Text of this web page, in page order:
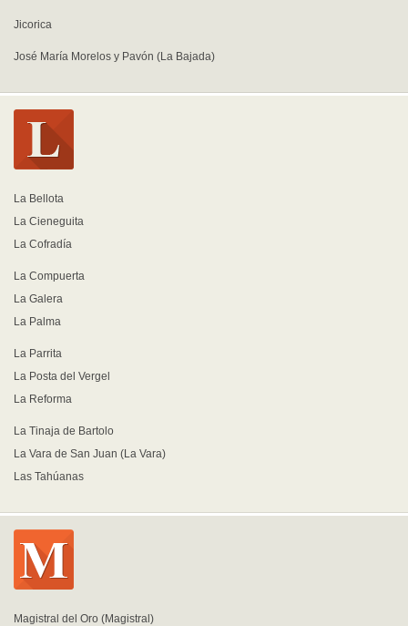
Jicorica
José María Morelos y Pavón (La Bajada)
La Bellota
La Cieneguita
La Cofradía
La Compuerta
La Galera
La Palma
La Parrita
La Posta del Vergel
La Reforma
La Tinaja de Bartolo
La Vara de San Juan (La Vara)
Las Tahúanas
Magistral del Oro (Magistral)